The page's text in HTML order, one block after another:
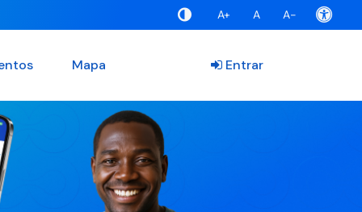
A+ A A-
Mapa Entrar